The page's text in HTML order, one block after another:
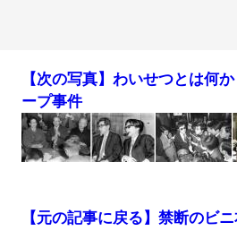
【次の写真】わいせつとは何
ープ事件
【元の記事に戻る】禁断のビ